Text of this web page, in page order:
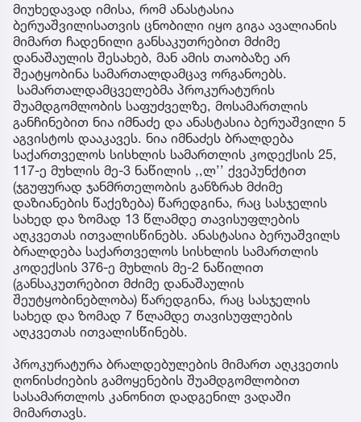
მიუხედავად იმისა, რომ ანასტასია
ბერუაშვილისათვის ცნობილი იყო გიგა ავალიანის
მიმართ ჩადენილი განსაკუთრებით მძიმე
დანაშაულის შესახებ, მან ამის თაობაზე არ
შეატყობინა სამართალდამცავ ორგანოებს.
სამართალდამცველებმა პროკურატურის
შუამდგომლობის საფუძველზე, მოსამართლის
განჩინებით ნია იმნაძე და ანასტასია ბერუაშვილი 5
აგვისტოს დააკავეს. ნია იმნაძეს ბრალდება
საქართველოს სისხლის სამართლის კოდექსის 25,
117-ე მუხლის მე-3 ნაწილის ,,ლ’’ ქვეპუნქტით
(ჯგუფურად ჯანმრთელობის განზრახ მძიმე
დაზიანების წაქეზება) წარედგინა, რაც სასჯელის
სახედ და ზომად 13 წლამდე თავისუფლების
აღკვეთას ითვალისწინებს. ანასტასია ბერუაშვილს
ბრალდება საქართველოს სისხლის სამართლის
კოდექსის 376-ე მუხლის მე-2 ნაწილით
(განსაკუთრებით მძიმე დანაშაულის
შეუტყობინებლობა) წარედგინა, რაც სასჯელის
სახედ და ზომად 7 წლამდე თავისუფლების
აღკვეთას ითვალისწინებს.
პროკურატურა ბრალდებულების მიმართ აღკვეთის
ღონისძიების გამოყენების შუამდგომლობით
სასამართლოს კანონით დადგენილ ვადაში
მიმართავს.